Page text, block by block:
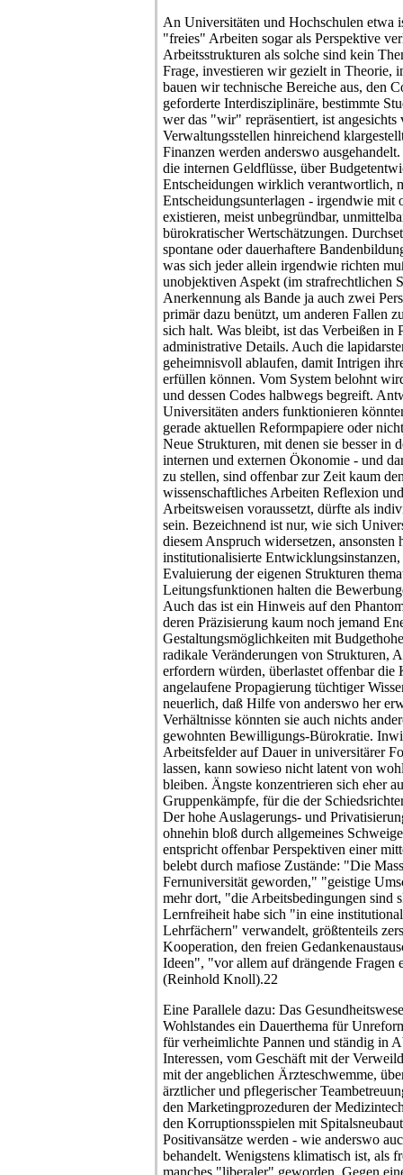
An Universitäten und Hochschulen etwa
"freies" Arbeiten sogar als Perspektive
Arbeitsstrukturen als solche sind kein
Frage, investieren wir gezielt in Theorie,
bauen wir technische Bereiche aus, den
geforderte Interdisziplinäre, bestimmte
wer das "wir" repräsentiert, ist angesichts
Verwaltungsstellen hinreichend
Finanzen werden anderswo
die internen Geldflüsse, über
Entscheidungen wirklich verantwortlich,
Entscheidungsunterlagen - irgendwie
existieren, meist unbegründbar,
bürokratischer Wertschätzungen.
spontane oder dauerhaftere
was sich jeder allein irgendwie richten
unobjektiven Aspekt (im strafrechtlichen
Anerkennung als Bande ja auch zwei
primär dazu benützt, um anderen Fallen
sich halt. Was bleibt, ist das Verbeißen in
administrative Details. Auch die
geheimnisvoll ablaufen, damit Intrigen
erfüllen können. Vom System belohnt
und dessen Codes halbwegs begreift.
Universitäten anders funktionieren
gerade aktuellen Reformpapiere oder
Neue Strukturen, mit denen sie besser in
internen und externen Ökonomie - und
zu stellen, sind offenbar zur Zeit kaum
wissenschaftliches Arbeiten Reflexion
Arbeitsweisen voraussetzt, dürfte als
sein. Bezeichnend ist nur, wie sich
diesem Anspruch widersetzen, ansonsten
institutionalisierte
Evaluierung der eigenen Strukturen
Leitungsfunktionen halten die
Auch das ist ein Hinweis auf den
deren Präzisierung kaum noch jemand
Gestaltungsmöglichkeiten mit
radikale Veränderungen von Strukturen,
erfordern würden, überlastet offenbar
angelaufene Propagierung tüchtiger
neuerlich, daß Hilfe von anderswo her
Verhältnisse könnten sie auch nichts
gewohnten Bewilligungs-Bürokratie.
Arbeitsfelder auf Dauer in universitärer
lassen, kann sowieso nicht latent von
bleiben. Ängste konzentrieren sich eher
Gruppenkämpfe, für die der
Der hohe Auslagerungs- und
ohnehin bloß durch allgemeines
entspricht offenbar Perspektiven einer
belebt durch mafiose Zustände: "Die
Fernuniversität geworden," "geistige
mehr dort, "die Arbeitsbedingungen sind
Lernfreiheit habe sich "in eine
Lehrfächern" verwandelt, größtenteils
Kooperation, den freien
Ideen", "vor allem auf drängende
(Reinhold Knoll).22
Eine Parallele dazu: Das
Wohlstandes ein Dauerthema für
für verheimlichte Pannen und ständig in
Interessen, vom Geschäft mit der
mit der angeblichen Ärzteschwemme,
ärztlicher und pflegerischer
den Marketingprozeduren der
den Korruptionsspielen mit
Positivansätze werden - wie anderswo
behandelt. Wenigstens klimatisch ist, als
manches "liberaler" geworden. Gegen